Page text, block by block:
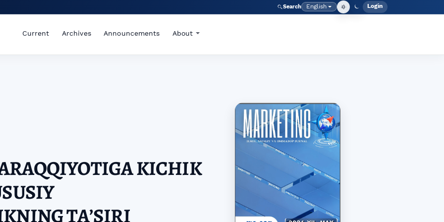
Search Language
English Admin
Login
Current Archives Announcements About
KICHIK
TAʼSIRI